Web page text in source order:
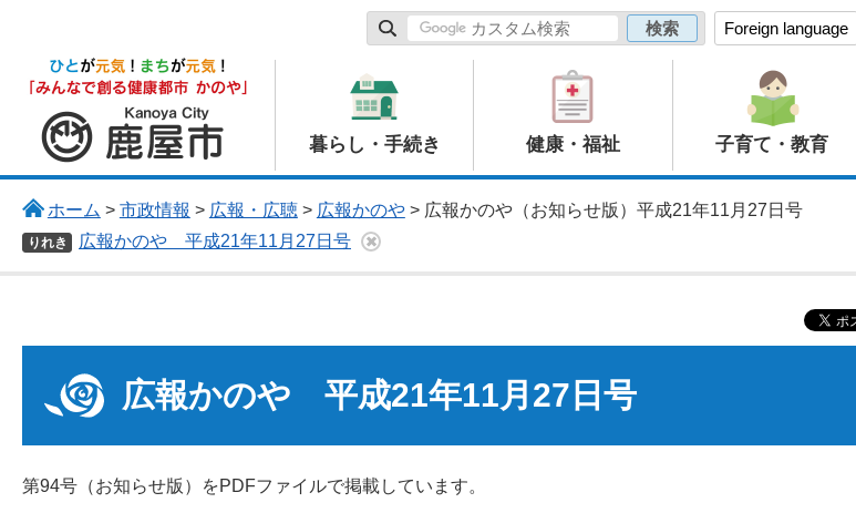
Foreign language
鹿屋市
暮らし・手続き 健康・福祉 子育て・教育
ホーム > 市政情報 > 広報・広聴> 広報かのや> 広報かのや（お知らせ版）平成21年11月27日号
りれき 広報かのや 平成21年11月27日号
広報かのや 平成21年11月27日号
第94号（お知らせ版）をPDFファイルで掲載しています。